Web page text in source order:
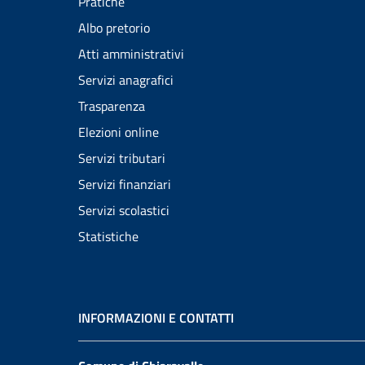
Albo pretorio
Atti amministrativi
Servizi anagrafici
Trasparenza
Elezioni online
Servizi tributari
Servizi finanziari
Servizi scolastici
Statistiche
INFORMAZIONI E CONTATTI